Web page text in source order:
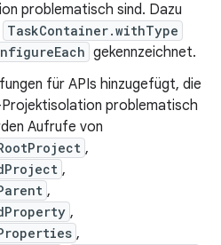
problematisch sind. Dazu
TaskContainer.withType
gekennzeichnet.
für APIs hinzugefügt, die
problematisch
Aufrufe von
,
,
,
,
,